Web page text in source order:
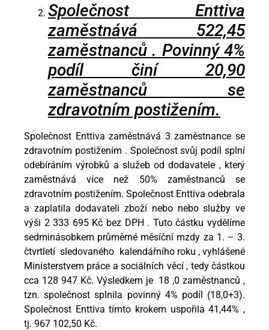
Společnost Enttiva
zaměstnává 522,45
zaměstnanců . Povinný 4%
podíl činí 20,90
zaměstnanců se
zdravotním postižením.
Společnost Enttiva zaměstnává 3 zaměstnance se
zdravotním postižením . Společnost svůj podíl splní
odebíráním výrobků a služeb od dodavatele , který
zaměstnává více než 50% zaměstnanců se
zdravotním postižením. Společnost Enttiva odebrala
a zaplatila dodavateli zboží nebo nebo služby ve
výši 2 333 695 Kč bez DPH . Tuto částku vydělíme
sedminásobkem průměrné měsíční mzdy za 1. – 3.
čtvrtletí sledovaného kalendářního roku , vyhlášené
Ministerstvem práce a sociálních věcí , tedy částkou
cca 128 947 Kč. Výsledkem je 18 ,0 zaměstnanců ,
tzn. společnost splnila povinný 4% podíl (18,0+3).
Společnost Enttiva tímto krokem uspořila 41,44% ,
tj. 967 102,50 Kč.